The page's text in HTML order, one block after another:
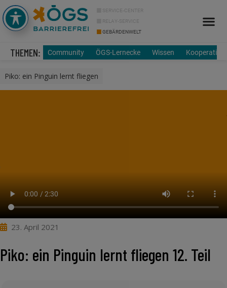
SERVICE-CENTER
RELAY-SERVICE
GEBÄRDENWELT
THEMEN: Community ÖGS-Lernecke Wissen
Piko: ein Pinguin lernt fliegen
23. April 2021
Piko: ein Pinguin lernt fliegen 12. Teil